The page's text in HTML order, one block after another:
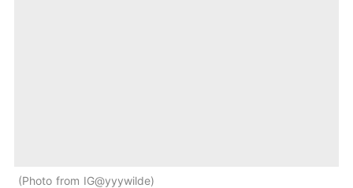
Photo from IG@yyywilde